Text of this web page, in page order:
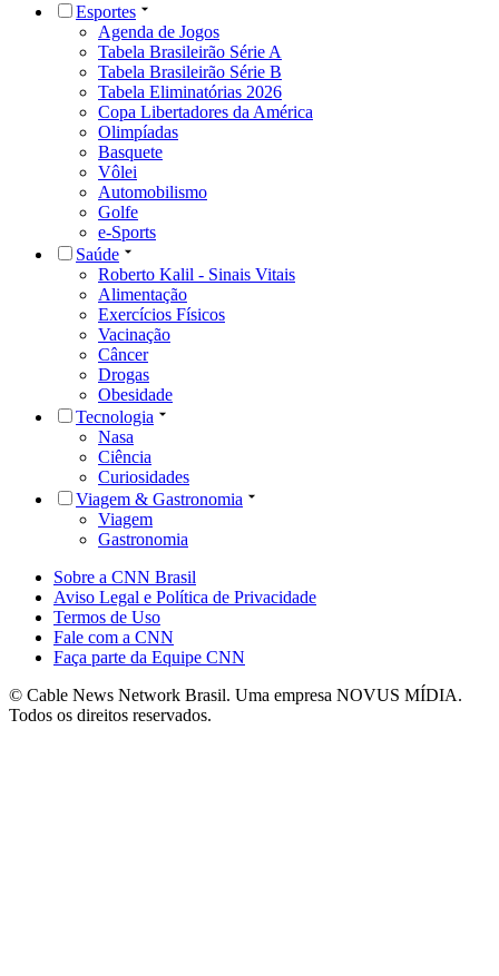
Esportes
Agenda de Jogos
Tabela Brasileirão Série A
Tabela Brasileirão Série B
Tabela Eliminatórias 2026
Copa Libertadores da América
Olimpíadas
Basquete
Vôlei
Automobilismo
Golfe
e-Sports
Saúde
Roberto Kalil - Sinais Vitais
Alimentação
Exercícios Físicos
Vacinação
Câncer
Drogas
Obesidade
Tecnologia
Nasa
Ciência
Curiosidades
Viagem & Gastronomia
Viagem
Gastronomia
Sobre a CNN Brasil
Aviso Legal e Política de Privacidade
Termos de Uso
Fale com a CNN
Faça parte da Equipe CNN
© Cable News Network Brasil. Uma empresa NOVUS MÍDIA.
Todos os direitos reservados.